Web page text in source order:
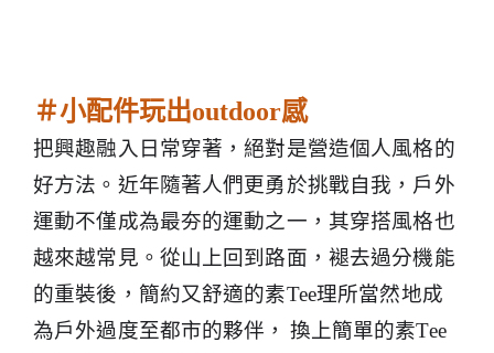
＃小配件玩出outdoor感
把興趣融入日常穿著，絕對是營造個人風格的
好方法。近年隨著人們更勇於挑戰自我，戶外
運動不僅成為最夯的運動之一，其穿搭風格也
越來越常見。從山上回到路面，褪去過分機能
的重裝後，簡約又舒適的素Tee理所當然地成
為戶外過度至都市的夥伴， 換上簡單的素Tee